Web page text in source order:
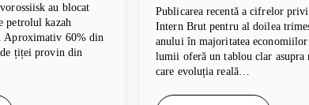
au blocat
petrolul kazah
Aproximativ 60% din
țiței provin din
Publicarea recentă a cifrelor
Intern Brut pentru al doilea
anului în majoritatea economiilor
lumii oferă un tablou clar
care evoluția reală…